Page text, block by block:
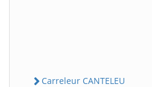
Carreleur CANTELEU